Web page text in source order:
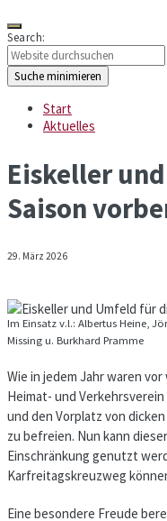
Search:
Suche minimieren
Start
Aktuelles
Eiskeller
Saison
29. März 2026
Im Einsatz v.l.: Albertus Heine,
Missing u. Burkhard Pramme
Wie in jedem Jahr waren
Heimat- und
und den Vorplatz von
zu befreien. Nun kann
Einschränkung genutzt
Karfreitagskreuzweg
Eine besondere Freude